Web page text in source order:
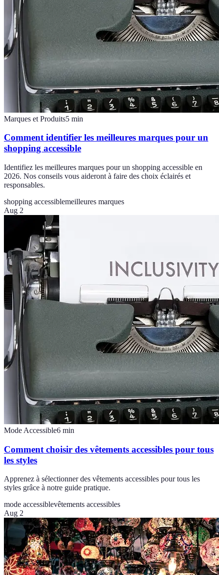
Marques et Produits5 min
Comment identifier les meilleures marques pour un
shopping accessible
Identifiez les meilleures marques pour un shopping accessible en
2026. Nos conseils vous aideront à faire des choix éclairés et
responsables.
shopping accessiblemeilleures marques
Aug 2
Mode Accessible6 min
Comment choisir des vêtements accessibles pour tous
les styles
Apprenez à sélectionner des vêtements accessibles pour tous les
styles grâce à notre guide pratique.
mode accessiblevêtements accessibles
Aug 2